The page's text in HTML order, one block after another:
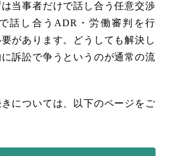
当事者だけで話し合う任意交渉
話し合うADR・労働審判を行
があります。どうしても解決し
訴訟で争うというのが通常の流
については、以下のページをご